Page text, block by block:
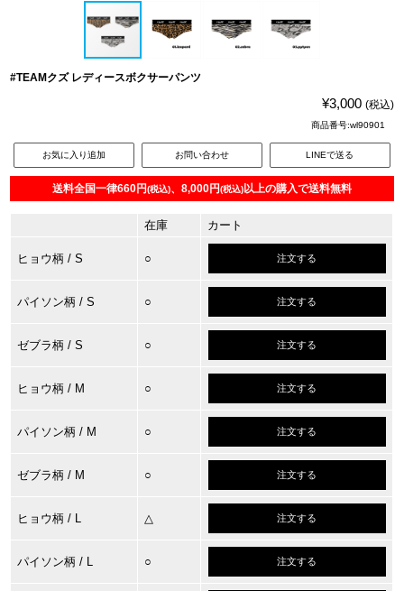
#TEAMクズ レディースボクサーパンツ
¥3,000 (税込)
商品番号:wl90901
お気に入り追加 お問い合わせ LINEで送る
送料全国一律660円(税込)、8,000円(税込)以上の購入で送料無料
在庫 カート
ヒョウ柄 / S ○ 注文する
パイソン柄 / S ○ 注文する
ゼブラ柄 / S ○ 注文する
ヒョウ柄 / M ○ 注文する
パイソン柄 / M ○ 注文する
ゼブラ柄 / M ○ 注文する
ヒョウ柄 / L △ 注文する
パイソン柄 / L ○ 注文する